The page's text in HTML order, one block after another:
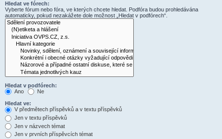
Hledat ve fórech:
Vyberte fórum nebo fóra, ve kterých chcete hledat. Podfóra budou prohledávána
automaticky, pokud nezakážete dole možnost „Hledat v podfórech“.
Hledat v podfórech:
Ano
Ne
Hledat ve:
V předmětech příspěvků a v textu příspěvků
Jen v textu příspěvků
Jen v názvech témat
Jen v prvních příspěvcích témat